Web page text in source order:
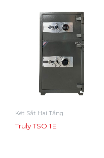
Két Sắt Hai Tầng
Truly TSO 1E